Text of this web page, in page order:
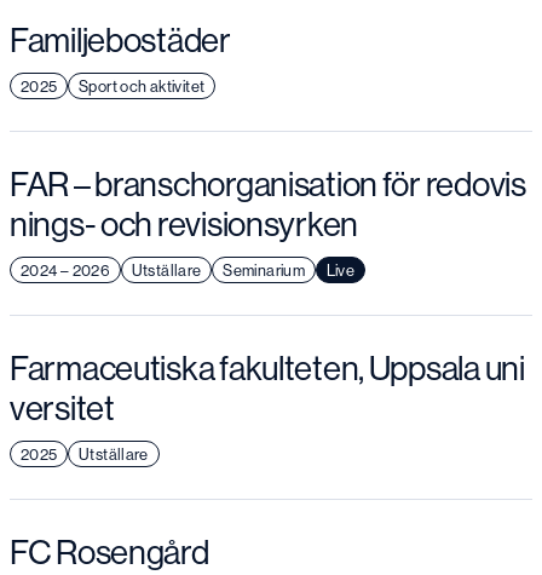
Familjebostäder
2025 Sport och aktivitet
FAR – branschorganisation för redovis
nings- och revisionsyrken
2024 – 2026 Utställare Seminarium Live
Farmaceutiska fakulteten, Uppsala uni
versitet
2025 Utställare
FC Rosengård